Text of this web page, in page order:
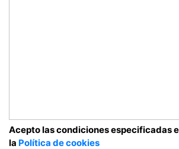
Acepto las condiciones especificadas
la Política de cookies